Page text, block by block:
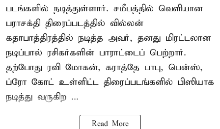
படங்களில் நடித்துள்ளார். சமீபத்தில் வெளியான
பராசக்தி திரைப்படத்தில் வில்லன்
கதாபாத்திரத்தில் நடித்த அவர், தனது மிரட்டலான
நடிப்பால் ரசிகர்களின் பாராட்டைப் பெற்றார்.
தற்போது ரவி மோகன், கராத்தே பாபு, பென்ஸ்,
ப்ரோ கோட் உள்ளிட்ட திரைப்படங்களில் பிஸியாக
நடித்து வருகிற ...
Read More